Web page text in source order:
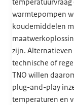
temperatuurvraag
warmtepompen
koudemiddelen
zijn. Alternatieven
technische of
TNO willen
plug-and-play
temperaturen en